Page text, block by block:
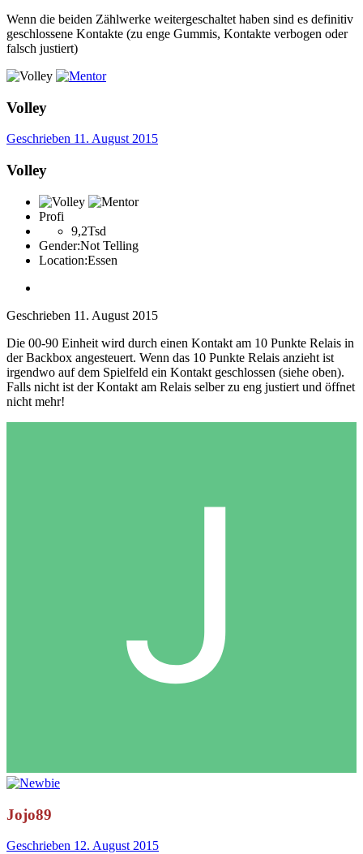
Wenn die beiden Zählwerke weitergeschaltet haben sind es definitiv
geschlossene Kontakte (zu enge Gummis, Kontakte verbogen oder
falsch justiert)
Volley
Geschrieben 11. August 2015
Volley
Profi
9,2Tsd
Gender:Not Telling
Location:Essen
Geschrieben 11. August 2015
Die 00-90 Einheit wird durch einen Kontakt am 10 Punkte Relais in
der Backbox angesteuert. Wenn das 10 Punkte Relais anzieht ist
irgendwo auf dem Spielfeld ein Kontakt geschlossen (siehe oben).
Falls nicht ist der Kontakt am Relais selber zu eng justiert und öffnet
nicht mehr!
Jojo89
Geschrieben 12. August 2015